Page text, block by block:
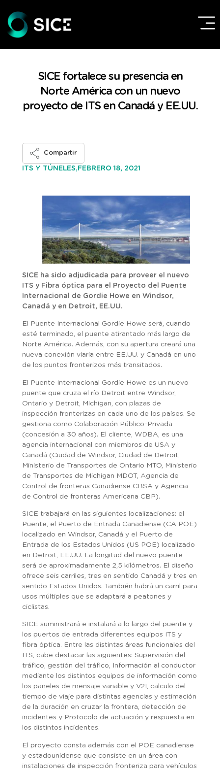
SICE fortalece su presencia en
Norte América con un nuevo
proyecto de ITS en Canadá y EE.UU.
ITS Y TÚNELES,FEBRERO 18, 2021
Compartir
SICE ha sido adjudicada para proveer el nuevo
ITS y Fibra óptica para el Proyecto del Puente
Internacional de Gordie Howe en Windsor,
Canadá y en Detroit, EE.UU.
El Puente Internacional Gordie Howe será, cuando
esté terminado, el puente atirantado más largo de
Norte América. Además, con su apertura creará una
nueva conexión viaria entre EE.UU. y Canadá en uno
de los puntos fronterizos más transitados.
El Puente Internacional Gordie Howe es un nuevo
puente que cruza el río Detroit entre Windsor,
Ontario y Detroit, Michigan, con plazas de
inspección fronterizas en cada uno de los países. Se
gestiona como Colaboración Público-Privada
(concesión a 30 años). El cliente, WDBA, es una
agencia internacional con miembros de USA y
Canadá (Ciudad de Windsor, Ciudad de Detroit,
Ministerio de Transportes de Ontario MTO, Ministerio
de Transportes de Michigan MDOT, Agencia de
Control de fronteras Canadiense CBSA y Agencia
de Control de fronteras Americana CBP).
SICE trabajará en las siguientes localizaciones: el
Puente, el Puerto de Entrada Canadiense (CA POE)
localizado en Windsor, Canadá y el Puerto de
Entrada de los Estados Unidos (US POE) localizado
en Detroit, EE.UU. La longitud del nuevo puente
será de aproximadamente 2,5 kilómetros. El diseño
ofrece seis carriles, tres en sentido Canadá y tres en
sentido Estados Unidos. También habrá un carril para
usos múltiples que se adaptará a peatones y
ciclistas.
SICE suministrará e instalará a lo largo del puente y
los puertos de entrada diferentes equipos ITS y
fibra óptica. Entre las distintas áreas funcionales del
ITS, cabe destacar las siguientes: Supervisión del
tráfico, gestión del tráfico, Información al conductor
mediante los distintos equipos de información como
los paneles de mensaje variable y V2I, calculo del
tiempo de viaje para distintas agencias y estimación
de la duración en cruzar la frontera, detección de
incidentes y Protocolo de actuación y respuesta en
los distintos incidentes.
El proyecto consta además con el POE canadiense
y estadounidense que consiste en un área con
instalaciones de inspección fronteriza para vehículos